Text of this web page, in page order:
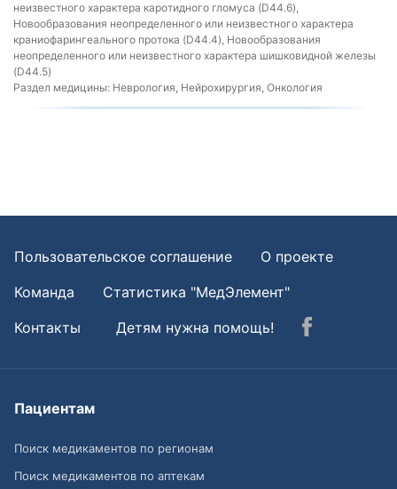
неизвестного характера каротидного гломуса (D44.6),
Новообразования неопределенного или неизвестного характера
краниофарингеального протока (D44.4), Новообразования
неопределенного или неизвестного характера шишковидной железы
(D44.5)
Раздел медицины: Неврология, Нейрохирургия, Онкология
Пользовательское соглашение
О проекте
Команда
Статистика "МедЭлемент"
Контакты
Детям нужна помощь!
Пациентам
Поиск медикаментов по регионам
Поиск медикаментов по аптекам